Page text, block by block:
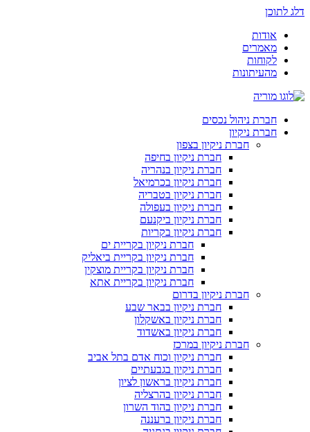
דלג לתוכן
אודות
מאמרים
לקוחות
מהעיתונות
חברת ניהול נכסים
חברת ניקיון
חברת ניקיון בצפון
חברת ניקיון בחיפה
חברת ניקיון בנהריה
חברת ניקיון בכרמיאל
חברת ניקיון בטבריה
חברת ניקיון בעפולה
חברת ניקיון ביקנעם
חברת ניקיון בקריות
חברת ניקיון בקריית ים
חברת ניקיון בקריית ביאליק
חברת ניקיון בקריית מוצקין
חברת ניקיון בקריית אתא
חברת ניקיון בדרום
חברת ניקיון בבאר שבע
חברת ניקיון באשקלון
חברת ניקיון באשדוד
חברת ניקיון במרכז
חברת ניקיון וכוח אדם בתל אביב
חברת ניקיון בגבעתיים
חברת ניקיון בראשון לציון
חברת ניקיון בהרצליה
חברת ניקיון בהוד השרון
חברת ניקיון ברעננה